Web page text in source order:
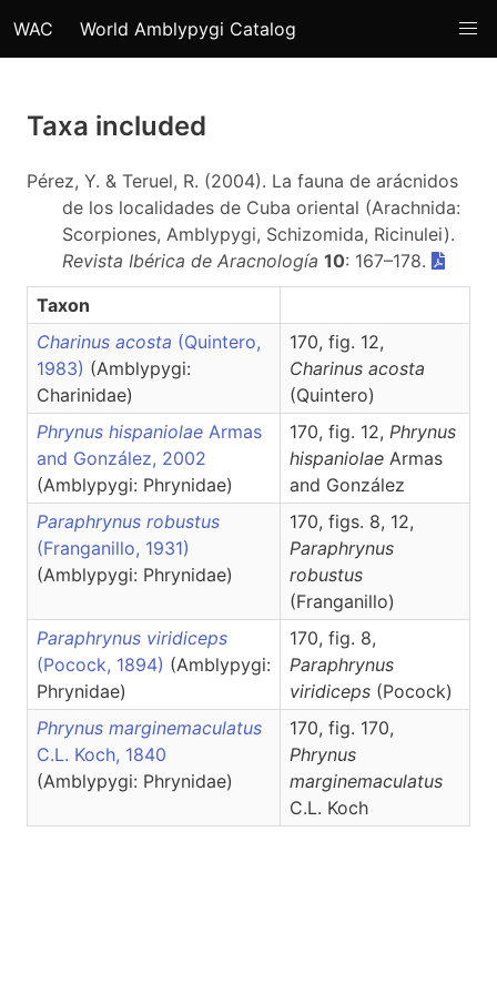
WAC World Amblypygi Catalog
Taxa included
Pérez, Y. & Teruel, R. (2004). La fauna de arácnidos
de los localidades de Cuba oriental (Arachnida:
Scorpiones, Amblypygi, Schizomida, Ricinulei).
Revista Ibérica de Aracnología 10: 167–178.
Taxon
Charinus acosta (Quintero,
1983) (Amblypygi:
Charinidae)
170, fig. 12,
Charinus acosta
(Quintero)
Phrynus hispaniolae Armas
and González, 2002
(Amblypygi: Phrynidae)
170, fig. 12, Phrynus
hispaniolae Armas
and González
Paraphrynus robustus
(Franganillo, 1931)
(Amblypygi: Phrynidae)
170, figs. 8, 12,
Paraphrynus
robustus
(Franganillo)
Paraphrynus viridiceps
(Pocock, 1894) (Amblypygi:
Phrynidae)
170, fig. 8,
Paraphrynus
viridiceps (Pocock)
Phrynus marginemaculatus
C.L. Koch, 1840
(Amblypygi: Phrynidae)
170, fig. 170,
Phrynus
marginemaculatus
C.L. Koch